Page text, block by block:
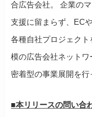
合広告会社。 企業の
支援に留まらず、EC
各種自社プロジェク
模の広告会社ネット
密着型の事業展開を行
■本リリースの問い合